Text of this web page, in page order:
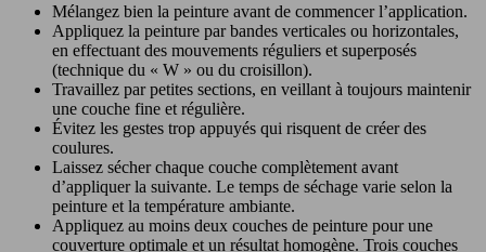
Mélangez bien la peinture avant de commencer l’application.
Appliquez la peinture par bandes verticales ou horizontales,
en effectuant des mouvements réguliers et superposés
(technique du « W » ou du croisillon).
Travaillez par petites sections, en veillant à toujours maintenir
une couche fine et régulière.
Évitez les gestes trop appuyés qui risquent de créer des
coulures.
Laissez sécher chaque couche complètement avant
d’appliquer la suivante. Le temps de séchage varie selon la
peinture et la température ambiante.
Appliquez au moins deux couches de peinture pour une
couverture optimale et un résultat homogène. Trois couches